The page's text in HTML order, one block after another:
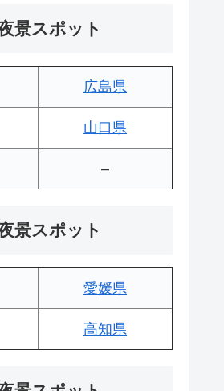
景スポット
広島県
山口県
–
景スポット
愛媛県
高知県